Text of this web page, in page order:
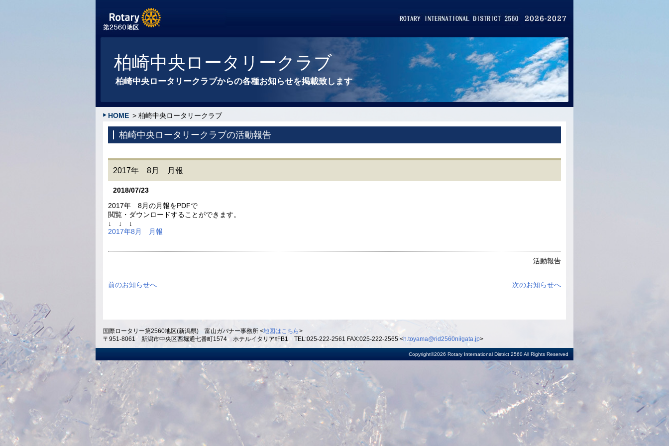
柏崎中央ロータリークラブ
柏崎中央ロータリークラブからの各種お知らせを掲載致します
HOME > 柏崎中央ロータリークラブ
柏崎中央ロータリークラブの活動報告
2017年 8月 月報
2018/07/23
2017年 8月の月報をPDFで
閲覧・ダウンロードすることができます。
↓ ↓ ↓
2017年8月 月報
活動報告
前のお知らせへ 次のお知らせへ
国際ロータリー第2560地区(新潟県) 富山ガバナー事務所 <地図はこちら>
〒951-8061 新潟市中央区西堀通七番町1574 ホテルイタリア軒B1 TEL:025-222-2561 FAX:025-222-2565 <h.toyama@rid2560niigata.jp>
Copyright©2026 Rotary International District 2560 All Rights Reserved